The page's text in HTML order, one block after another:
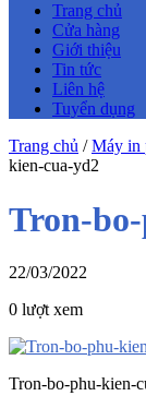
Trang chủ
Cửa hàng
Giới thiệu
Tin tức
Liên hệ
Tuyển dụng
Trang chủ /Máy in
kien-cua-yd2
Tron-
22/03/2022
0 lượt xem
Tron-bo-phu-kien-